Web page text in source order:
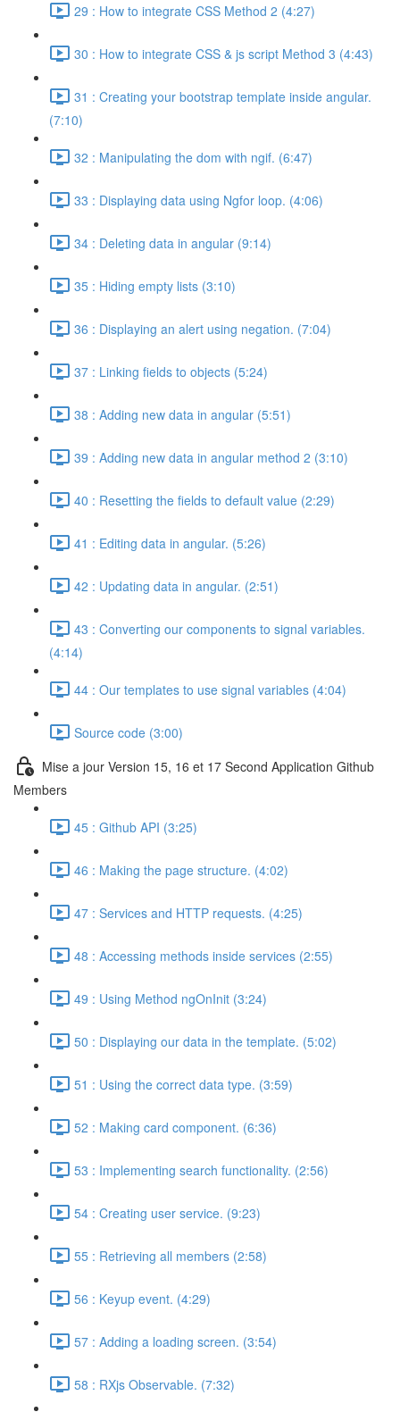
29 : How to integrate CSS Method 2 (4:27)
30 : How to integrate CSS & js script Method 3 (4:43)
31 : Creating your bootstrap template inside angular.
(7:10)
32 : Manipulating the dom with ngif. (6:47)
33 : Displaying data using Ngfor loop. (4:06)
34 : Deleting data in angular (9:14)
35 : Hiding empty lists (3:10)
36 : Displaying an alert using negation. (7:04)
37 : Linking fields to objects (5:24)
38 : Adding new data in angular (5:51)
39 : Adding new data in angular method 2 (3:10)
40 : Resetting the fields to default value (2:29)
41 : Editing data in angular. (5:26)
42 : Updating data in angular. (2:51)
43 : Converting our components to signal variables.
(4:14)
44 : Our templates to use signal variables (4:04)
Source code (3:00)
Mise a jour Version 15, 16 et 17 Second Application Github
Members
45 : Github API (3:25)
46 : Making the page structure. (4:02)
47 : Services and HTTP requests. (4:25)
48 : Accessing methods inside services (2:55)
49 : Using Method ngOnInit (3:24)
50 : Displaying our data in the template. (5:02)
51 : Using the correct data type. (3:59)
52 : Making card component. (6:36)
53 : Implementing search functionality. (2:56)
54 : Creating user service. (9:23)
55 : Retrieving all members (2:58)
56 : Keyup event. (4:29)
57 : Adding a loading screen. (3:54)
58 : RXjs Observable. (7:32)